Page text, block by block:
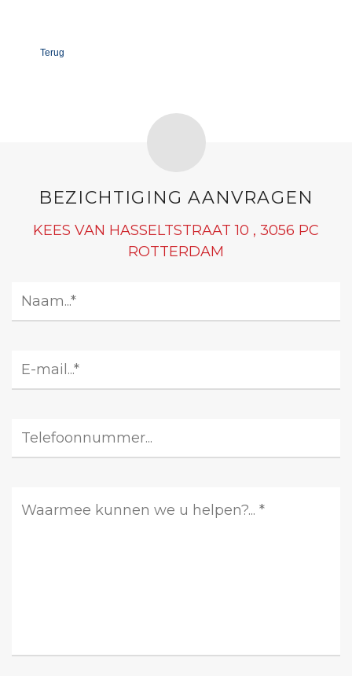
Terug
BEZICHTIGING AANVRAGEN
KEES VAN HASSELTSTRAAT 10 , 3056 PC
ROTTERDAM